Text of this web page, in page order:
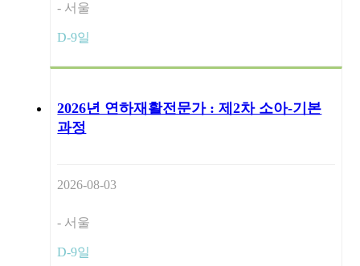
- 서울
D-9일
2026년 연하재활전문가 : 제2차 소아-기본
과정
2026-08-03
- 서울
D-9일